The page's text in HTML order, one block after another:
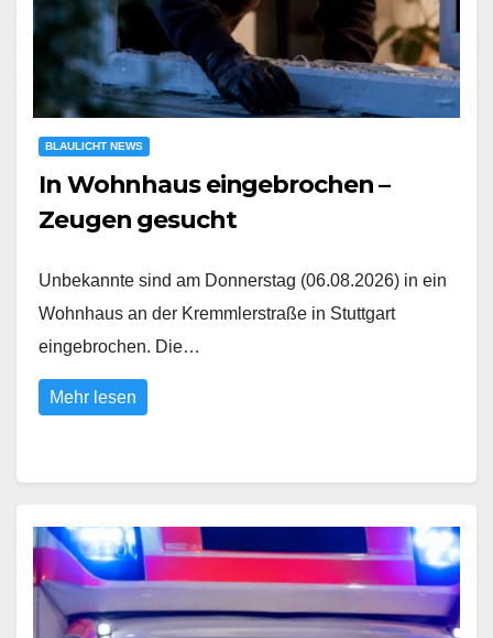
BLAULICHT NEWS
In Wohnhaus eingebrochen –
Zeugen gesucht
Unbekannte sind am Donnerstag (06.08.2026) in ein
Wohnhaus an der Kremmlerstraße in Stuttgart
eingebrochen. Die…
Mehr lesen